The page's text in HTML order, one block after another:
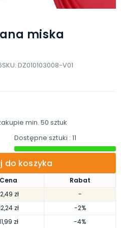
miska
SKU: DZ010103008-V01
Cena
Rabat
zł
-
zł
-2%
zł
-4%
min. 50 sztuk
Dostępne sztuki : 11
do koszyka